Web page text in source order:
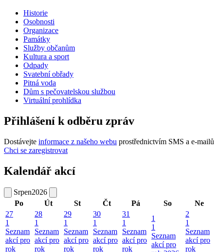
Historie
Osobnosti
Organizace
Památky
Služby občanům
Kultura a sport
Odpady
Svatební obřady
Pitná voda
Dům s pečovatelskou službou
Virtuální prohlídka
Přihlášení k odběru zpráv
Dostávejte informace z našeho webu prostřednictvím SMS a e-mailů
Chci se zaregistrovat
Kalendář akcí
Srpen2026
Po
Út St Čt Pá So
Ne
27
1
Seznam
akcí pro
rok
28
1
Seznam
akcí pro
rok
29
1
Seznam
akcí pro
rok
30
1
Seznam
akcí pro
rok
31
1
Seznam
akcí pro
rok
1
1
Seznam
akcí pro
2
1
Seznam
akcí pro
rok